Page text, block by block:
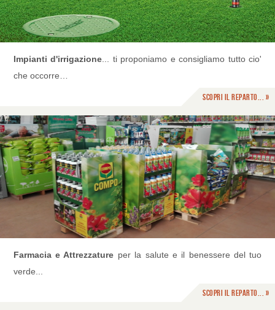
Impianti d'irrigazione... ti proponiamo e consigliamo tutto cio'
che occorre…
Scopri il reparto... »
Farmacia e Attrezzature per la salute e il benessere del tuo
verde...
Scopri il reparto... »